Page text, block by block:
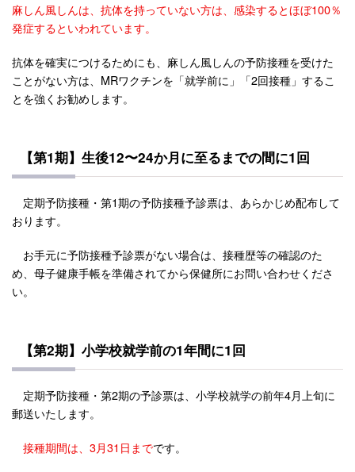
麻しん風しんは、抗体を持っていない方は、感染するとほぼ100％
発症するといわれています。
抗体を確実につけるためにも、麻しん風しんの予防接種を受けた
ことがない方は、MRワクチンを「就学前に」「2回接種」するこ
とを強くお勧めします。
【第1期】生後12〜24か月に至るまでの間に1回
定期予防接種・第1期の予防接種予診票は、あらかじめ配布して
おります。
お手元に予防接種予診票がない場合は、接種歴等の確認のた
め、母子健康手帳を準備されてから保健所にお問い合わせくださ
い。
【第2期】小学校就学前の1年間に1回
定期予防接種・第2期の予診票は、小学校就学の前年4月上旬に
郵送いたします。
接種期間は、3月31日までです。